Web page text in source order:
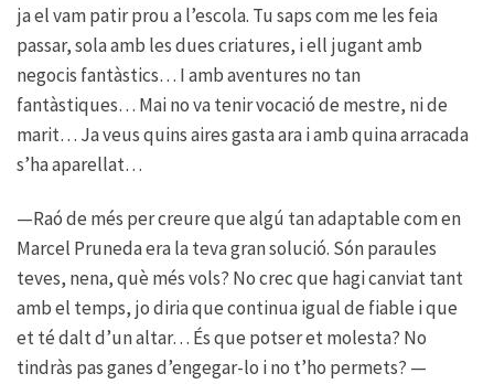
ja el vam patir prou a l’escola. Tu saps com me les feia
passar, sola amb les dues criatures, i ell jugant amb
negocis fantàstics… I amb aventures no tan
fantàstiques… Mai no va tenir vocació de mestre, ni de
marit… Ja veus quins aires gasta ara i amb quina arracada
s’ha aparellat…
—Raó de més per creure que algú tan adaptable com en
Marcel Pruneda era la teva gran solució. Són paraules
teves, nena, què més vols? No crec que hagi canviat tant
amb el temps, jo diria que continua igual de fiable i que
et té dalt d’un altar… És que potser et molesta? No
tindràs pas ganes d’engegar-lo i no t’ho permets? —